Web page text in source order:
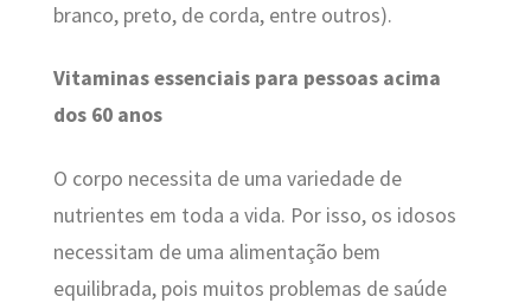
branco, preto, de corda, entre outros).
Vitaminas essenciais para pessoas acima
dos 60 anos
O corpo necessita de uma variedade de
nutrientes em toda a vida. Por isso, os idosos
necessitam de uma alimentação bem
equilibrada, pois muitos problemas de saúde